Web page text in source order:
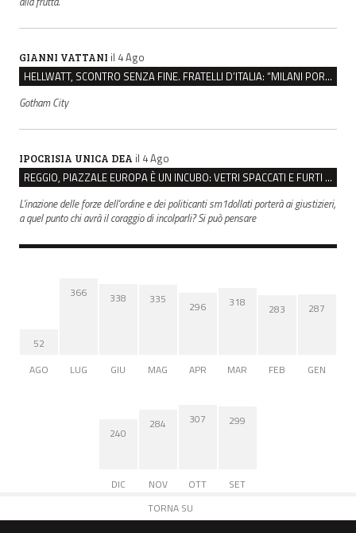
GIANNI VATTANI il 4 Ago
HELLWATT, SCONTRO SENZA FINE. FRATELLI D’ITALIA: “MILANI PORTA DOCUMENTI, DE FRANCO INSULTI”
Gotham City
IPOCRISIA UNICA DEA il 4 Ago
REGGIO, PIAZZALE EUROPA È UN INCUBO: VETRI SPACCATI E FURTI SULLE AUTO IN SOSTA
L'inazione delle forze dell'ordine e dei politicanti sm1dollati porterà ai giustizieri,
a quel punto chi avrà il coraggio di incolparli? Si può pensare
52
AGO
366
LUG
338
GIU
335
MAG
296
APR
318
MAR
283
FEB
287
GEN
240
DIC
284
NOV
307
OTT
299
SET
TORNA SU